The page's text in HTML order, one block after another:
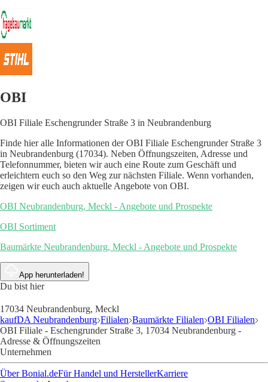
OBI
OBI Filiale Eschengrunder Straße 3 in Neubrandenburg
Finde hier alle Informationen der OBI Filiale Eschengrunder Straße 3
in Neubrandenburg (17034). Neben Öffnungszeiten, Adresse und
Telefonnummer, bieten wir auch eine Route zum Geschäft und
erleichtern euch so den Weg zur nächsten Filiale. Wenn vorhanden,
zeigen wir euch auch aktuelle Angebote von OBI.
OBI Neubrandenburg, Meckl - Angebote und Prospekte
OBI Sortiment
Baumärkte Neubrandenburg, Meckl - Angebote und Prospekte
App herunterladen!
Du bist hier
17034 Neubrandenburg, Meckl
kaufDA Neubrandenburg Filialen Baumärkte Filialen OBI Filialen
OBI Filiale - Eschengrunder Straße 3, 17034 Neubrandenburg -
Adresse & Öffnungszeiten
Unternehmen
Über Bonial.deFür Handel und HerstellerKarriere